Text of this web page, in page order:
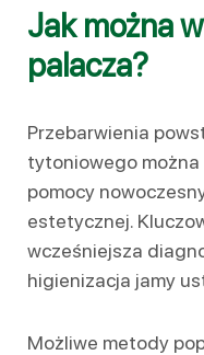
Jak można
palacza?
Przebarwienia
tytoniowego
pomocy
estetycznej.
wcześniejsza
higienizacja jamy
Możliwe metody